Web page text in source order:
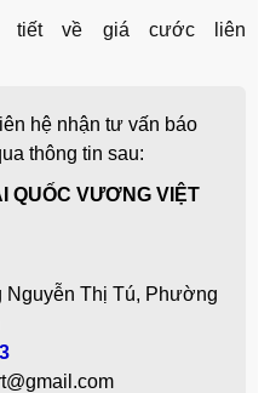
tiết về giá cước liên
hệ nhận tư vấn báo
thông tin sau:
QUỐC VƯƠNG VIỆT
Thị Tú, Phường